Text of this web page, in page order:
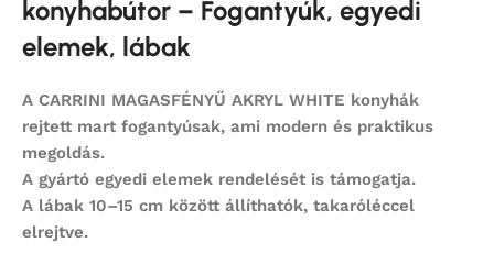
konyhabútor – Fogantyúk, egyedi
elemek, lábak
A CARRINI MAGASFÉNYŰ AKRYL WHITE konyhák
rejtett mart fogantyúsak, ami modern és praktikus
megoldás.
A gyártó egyedi elemek rendelését is támogatja.
A lábak 10–15 cm között állíthatók, takaróléccel
elrejtve.